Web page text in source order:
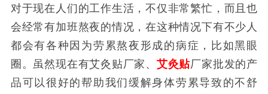
对于现在人们的工作生活，不仅非常繁忙，而且也
会经常有加班熬夜的情况，在这种情况下有不少人
都会有各种因为劳累熬夜形成的病症，比如黑眼
圈。虽然现在有艾灸贴厂家、 艾灸贴厂家批发的产
品可以很好的帮助我们缓解身体劳累导致的不舒